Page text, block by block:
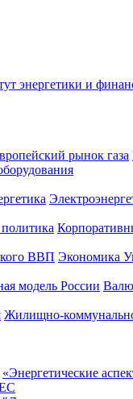
рынок газа
политика
ВВП Экономика
модель России
Жилищно-
«Энергетические